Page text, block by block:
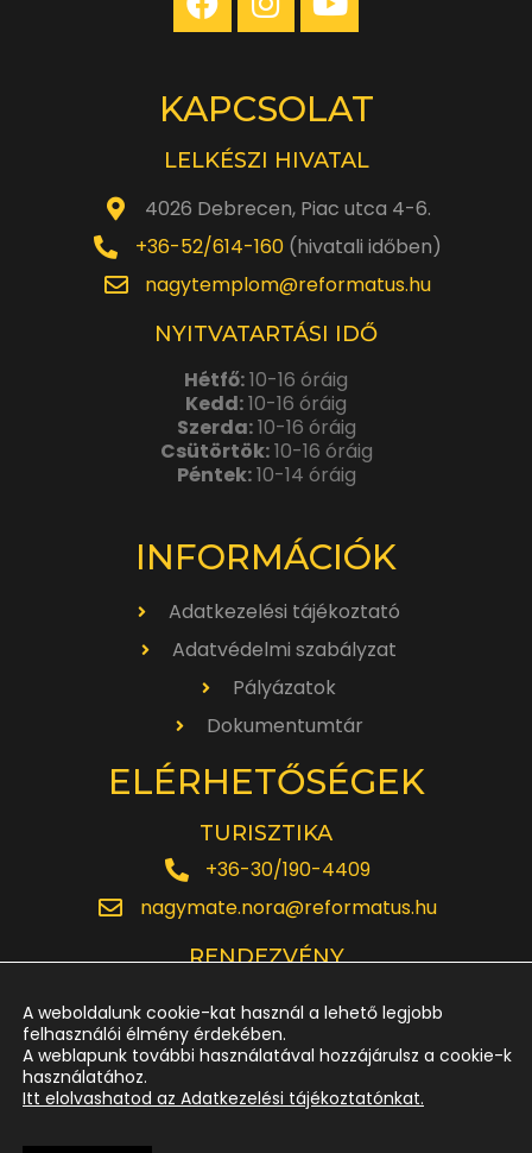
KAPCSOLAT
LELKÉSZI HIVATAL
4026 Debrecen, Piac utca 4-6.
+36-52/614-160(hivatali időben)
nagytemplom@reformatus.hu
NYITVATARTÁSI IDŐ
Hétfő:10-16 óráig
Kedd:10-16 óráig
Szerda:10-16 óráig
Csütörtök:10-16 óráig
Péntek:10-14 óráig
INFORMÁCIÓK
Adatkezelési tájékoztató
Adatvédelmi szabályzat
Pályázatok
Dokumentumtár
ELÉRHETŐSÉGEK
TURISZTIKA
+36-30/190-4409
nagymate.nora@reformatus.hu
RENDEZVÉNY
rendezveny.nagytemplom@reformatus.hu
+36-52/614-185
A weboldalunk cookie-kat használ a lehető legjobb
felhasználói élmény érdekében.
A weblapunk további használatával hozzájárulsz a cookie-k
használatához.
Itt elolvashatod az Adatkezelési tájékoztatónkat.